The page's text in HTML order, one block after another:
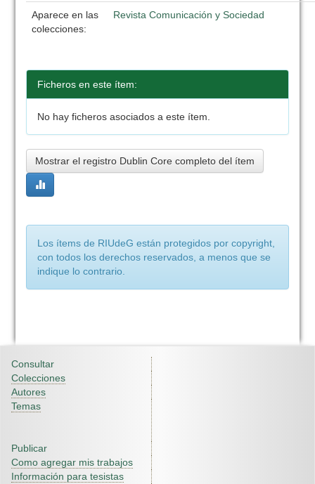
Aparece en las
colecciones:
Revista Comunicación y Sociedad
Ficheros en este ítem:
No hay ficheros asociados a este ítem.
Mostrar el registro Dublin Core completo del ítem
Los ítems de RIUdeG están protegidos por copyright,
con todos los derechos reservados, a menos que se
indique lo contrario.
Consultar
Colecciones
Autores
Temas
Publicar
Como agregar mis trabajos
Información para tesistas